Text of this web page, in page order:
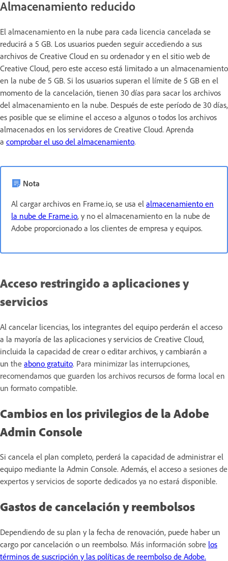
Almacenamiento reducido
El almacenamiento en la nube para cada licencia cancelada se
reducirá a 5 GB. Los usuarios pueden seguir accediendo a sus
archivos de Creative Cloud en su ordenador y en el sitio web de
Creative Cloud, pero este acceso está limitado a un almacenamiento
en la nube de 5 GB. Si los usuarios superan el límite de 5 GB en el
momento de la cancelación, tienen 30 días para sacar los archivos
del almacenamiento en la nube. Después de este período de 30 días,
es posible que se elimine el acceso a algunos o todos los archivos
almacenados en los servidores de Creative Cloud. Aprenda
a comprobar el uso del almacenamiento.
Nota
Al cargar archivos en Frame.io, se usa el almacenamiento en
la nube de Frame.io, y no el almacenamiento en la nube de
Adobe proporcionado a los clientes de empresa y equipos.
Acceso restringido a aplicaciones y
servicios
Al cancelar licencias, los integrantes del equipo perderán el acceso
a la mayoría de las aplicaciones y servicios de Creative Cloud,
incluida la capacidad de crear o editar archivos, y cambiarán a
un the abono gratuito. Para minimizar las interrupciones,
recomendamos que guarden los archivos recursos de forma local en
un formato compatible.
Cambios en los privilegios de la Adobe
Admin Console
Si cancela el plan completo, perderá la capacidad de administrar el
equipo mediante la Admin Console. Además, el acceso a sesiones de
expertos y servicios de soporte dedicados ya no estará disponible.
Gastos de cancelación y reembolsos
Dependiendo de su plan y la fecha de renovación, puede haber un
cargo por cancelación o un reembolso. Más información sobre los
términos de suscripción y las políticas de reembolso de Adobe.